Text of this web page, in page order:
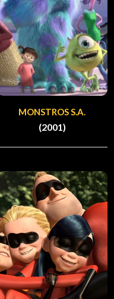
MONSTROS S.A.
(2001)